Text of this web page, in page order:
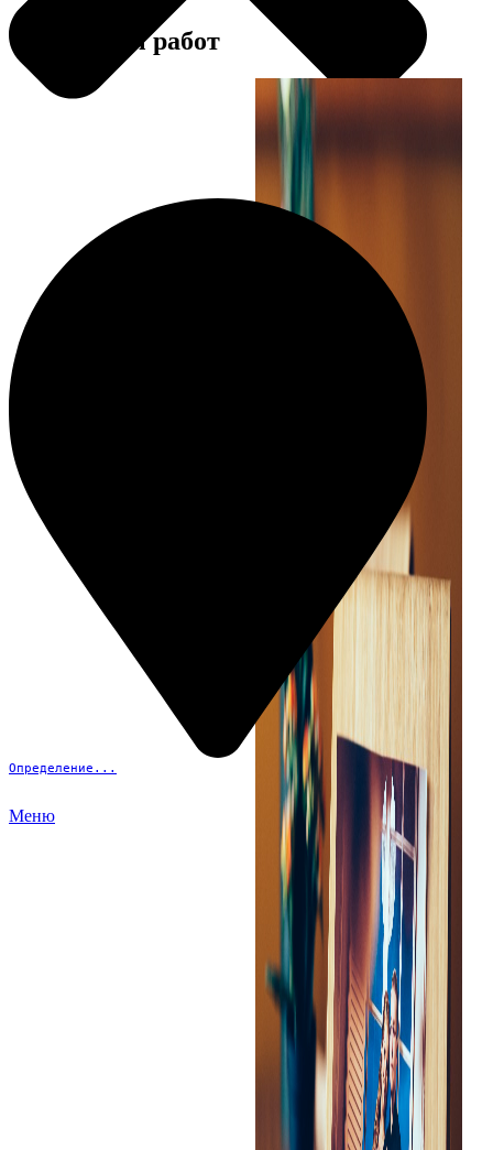
Определение...
Меню
Примеры работ